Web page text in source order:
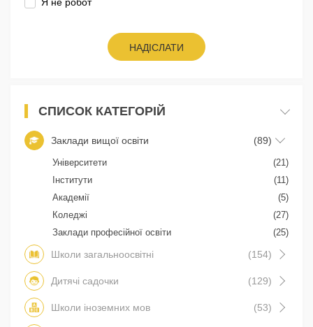
НАДІСЛАТИ
СПИСОК КАТЕГОРІЙ
Заклади вищої освіти (89)
Університети
(21)
Інститути
(11)
Академії
(5)
Коледжі
(27)
Заклади професійної освіти
(25)
Школи загальноосвітні (154)
Дитячі садочки (129)
Школи іноземних мов (53)